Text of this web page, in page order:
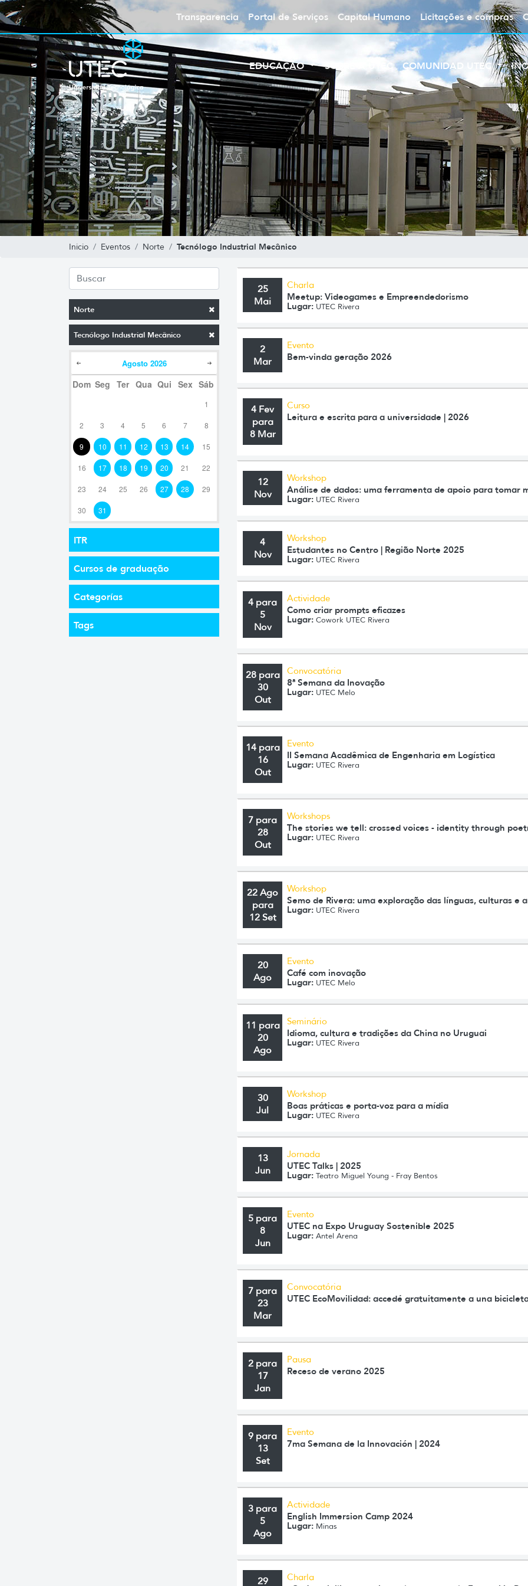
Transparencia Portal de Serviços Capital Humano Licitações e compras
EDUCAÇÃO SOBRE A UTEC COMUNIDAD UTEC
Inicio Eventos Norte Tecnólogo Industrial Mecânico
Norte
Tecnólogo Industrial Mecânico
Agosto 2026
Dom Seg Ter Qua Qui Sex Sáb
1
2 3 4 5 6 7 8
9 10 11 12 13 14 15
16 17 18 19 20 21 22
23 24 25 26 27 28 29
30 31
ITR
Cursos de graduação
Categorías
Tags
25
Mai
Charla
Meetup: Videogames e Empreendedorismo
Lugar: UTEC Rivera
2
Mar
Evento
Bem-vinda geração 2026
4 Fev
para
8 Mar
Curso
Leitura e escrita para a universidade | 2026
12
Nov
Workshop
Análise de dados: uma ferramenta de apoio para tomar
Lugar: UTEC Rivera
4
Nov
Workshop
Estudantes no Centro | Região Norte 2025
Lugar: UTEC Rivera
4 para
5
Nov
Actividade
Como criar prompts eficazes
Lugar: Cowork UTEC Rivera
28 para
30
Out
Convocatória
8ª Semana da Inovação
Lugar: UTEC Melo
14 para
16
Out
Evento
II Semana Acadêmica de Engenharia em Logística
Lugar: UTEC Rivera
7 para
28
Out
Workshops
The stories we tell: crossed voices - identity through
Lugar: UTEC Rivera
22 Ago
para
12 Set
Workshop
Semo de Rivera: uma exploração das línguas, culturas e
Lugar: UTEC Rivera
20
Ago
Evento
Café com inovação
Lugar: UTEC Melo
11 para
20
Ago
Seminário
Idioma, cultura e tradições da China no Uruguai
Lugar: UTEC Rivera
30
Jul
Workshop
Boas práticas e porta-voz para a mídia
Lugar: UTEC Rivera
13
Jun
Jornada
UTEC Talks | 2025
Lugar: Teatro Miguel Young - Fray Bentos
5 para
8
Jun
Evento
UTEC na Expo Uruguay Sostenible 2025
Lugar: Antel Arena
7 para
23
Mar
Convocatória
UTEC EcoMovilidad: accedé gratuitamente a una
2 para
17
Jan
Pausa
Receso de verano 2025
9 para
13
Set
Evento
7ma Semana de la Innovación | 2024
3 para
5
Ago
Actividade
English Immersion Camp 2024
Lugar: Minas
29 Charla